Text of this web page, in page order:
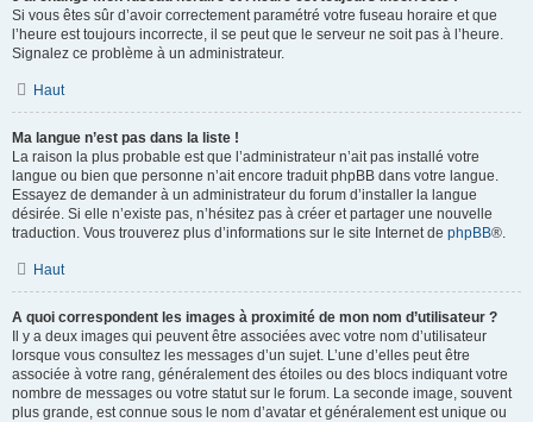
Si vous êtes sûr d’avoir correctement paramétré votre fuseau horaire et que
l’heure est toujours incorrecte, il se peut que le serveur ne soit pas à l’heure.
Signalez ce problème à un administrateur.
Haut
Ma langue n’est pas dans la liste !
La raison la plus probable est que l’administrateur n’ait pas installé votre
langue ou bien que personne n’ait encore traduit phpBB dans votre langue.
Essayez de demander à un administrateur du forum d’installer la langue
désirée. Si elle n’existe pas, n’hésitez pas à créer et partager une nouvelle
traduction. Vous trouverez plus d’informations sur le site Internet de phpBB®.
Haut
A quoi correspondent les images à proximité de mon nom d’utilisateur ?
Il y a deux images qui peuvent être associées avec votre nom d’utilisateur
lorsque vous consultez les messages d’un sujet. L’une d’elles peut être
associée à votre rang, généralement des étoiles ou des blocs indiquant votre
nombre de messages ou votre statut sur le forum. La seconde image, souvent
plus grande, est connue sous le nom d’avatar et généralement est unique ou